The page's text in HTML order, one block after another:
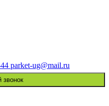
parket-ug@mail.ru
звонок